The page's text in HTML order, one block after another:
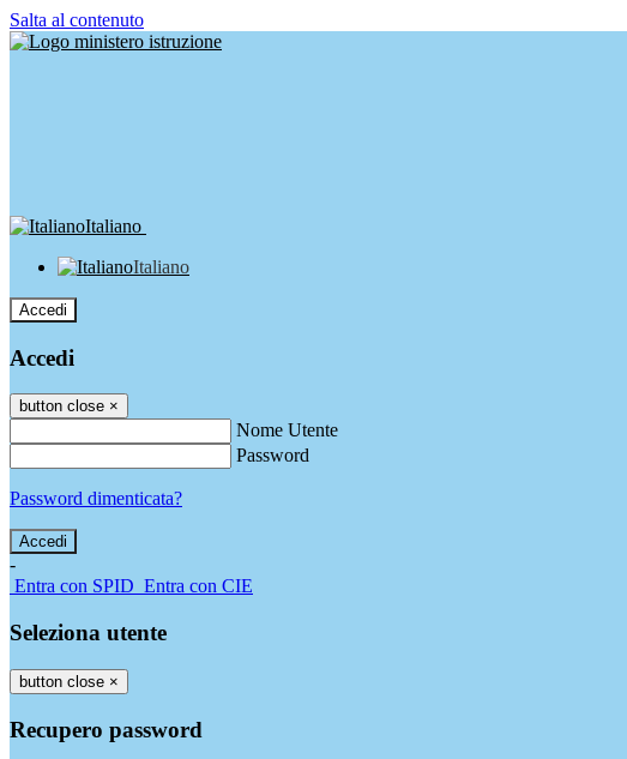
Salta al contenuto
Italiano
Italiano
Accedi
Accedi
button close ×
Nome Utente
Password
Password dimenticata?
-
Entra con SPID Entra con CIE
Seleziona utente
button close ×
Recupero password